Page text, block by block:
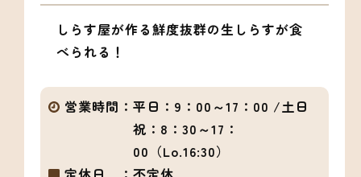
しらす屋が作る鮮度抜群の生しらすが食
べられる！
営業時間： 平日：9：00～17：00 /土日
祝：8：30～17：
00（Lo.16:30）